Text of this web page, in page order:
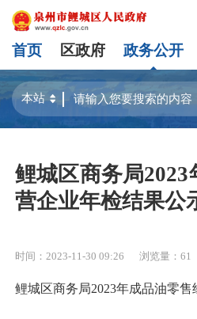
首页 区政府 政务公开
鲤城区商务局
营企业年检结果公
时间：2023-11-30 09:26 浏览量： 61
鲤城区商务局2023年成品油零